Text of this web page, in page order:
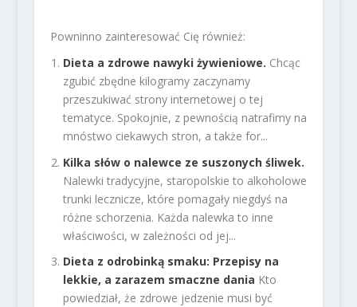
Powninno zainteresować Cię również:
Dieta a zdrowe nawyki żywieniowe. Chcąc
zgubić zbędne kilogramy zaczynamy
przeszukiwać strony internetowej o tej
tematyce. Spokojnie, z pewnością natrafimy na
mnóstwo ciekawych stron, a także for...
Kilka słów o nalewce ze suszonych śliwek.
Nalewki tradycyjne, staropolskie to alkoholowe
trunki lecznicze, które pomagały niegdyś na
różne schorzenia. Każda nalewka to inne
właściwości, w zależności od jej...
Dieta z odrobinką smaku: Przepisy na
lekkie, a zarazem smaczne dania Kto
powiedział, że zdrowe jedzenie musi być